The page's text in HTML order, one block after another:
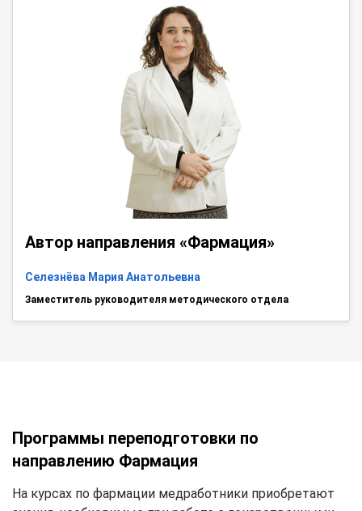
Автор направления «Фармация»
Селезнёва Мария Анатольевна
Заместитель руководителя методического отдела
Программы переподготовки по
направлению Фармация
На курсах по фармации медработники приобретают